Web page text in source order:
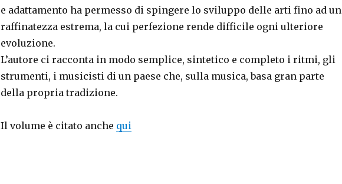
e adattamento ha permesso di spingere lo sviluppo delle arti fino ad
raffinatezza estrema, la cui perfezione rende difficile ogni ulteriore
evoluzione.
L’autore ci racconta in modo semplice, sintetico e completo i ritmi, gli
strumenti, i musicisti di un paese che, sulla musica, basa gran parte
della propria tradizione.
Il volume è citato anche qui